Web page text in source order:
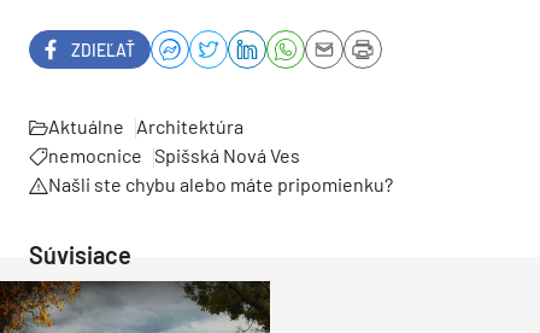
ZDIEĽAŤ
Aktuálne
Architektúra
nemocnice Spišská Nová Ves
Našli ste chybu alebo máte pripomienku?
Súvisiace